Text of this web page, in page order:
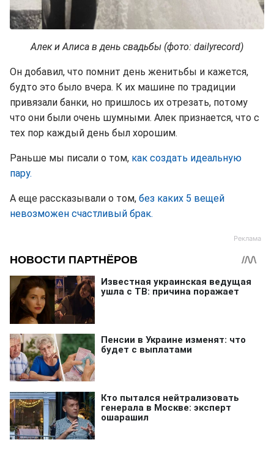
Алек и Алиса в день свадьбы (фото: dailyrecord)
Он добавил, что помнит день женитьбы и кажется,
будто это было вчера. К их машине по традиции
привязали банки, но пришлось их отрезать, потому
что они были очень шумными. Алек признается, что с
тех пор каждый день был хорошим.
Раньше мы писали о том, как создать идеальную
пару.
А еще рассказывали о том, без каких 5 вещей
невозможен счастливый брак.